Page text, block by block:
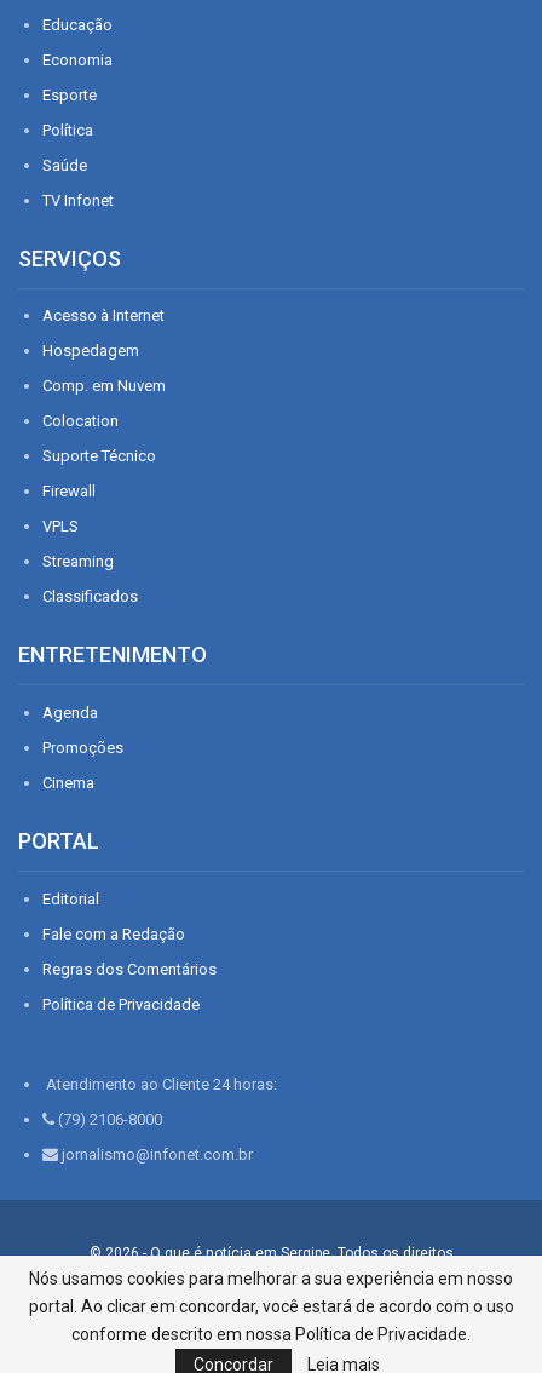
Educação
Economia
Esporte
Política
Saúde
TV Infonet
SERVIÇOS
Acesso à Internet
Hospedagem
Comp. em Nuvem
Colocation
Suporte Técnico
Firewall
VPLS
Streaming
Classificados
ENTRETENIMENTO
Agenda
Promoções
Cinema
PORTAL
Editorial
Fale com a Redação
Regras dos Comentários
Política de Privacidade
Atendimento ao Cliente 24 horas:
(79) 2106-8000
jornalismo@infonet.com.br
© 2026 - O que é notícia em Sergipe. Todos os direitos
reservados.
Infonet - Rua Monsenhor Silveira 276, Bairro São José |
Aracaju-SE, CEP 49015-030, Fone: 79.2106.8000 - CI Centro de
Informações LTDA
Nós usamos cookies para melhorar a sua experiência em nosso
portal. Ao clicar em concordar, você estará de acordo com o uso
conforme descrito em nossa Política de Privacidade.
Concordar
Leia mais